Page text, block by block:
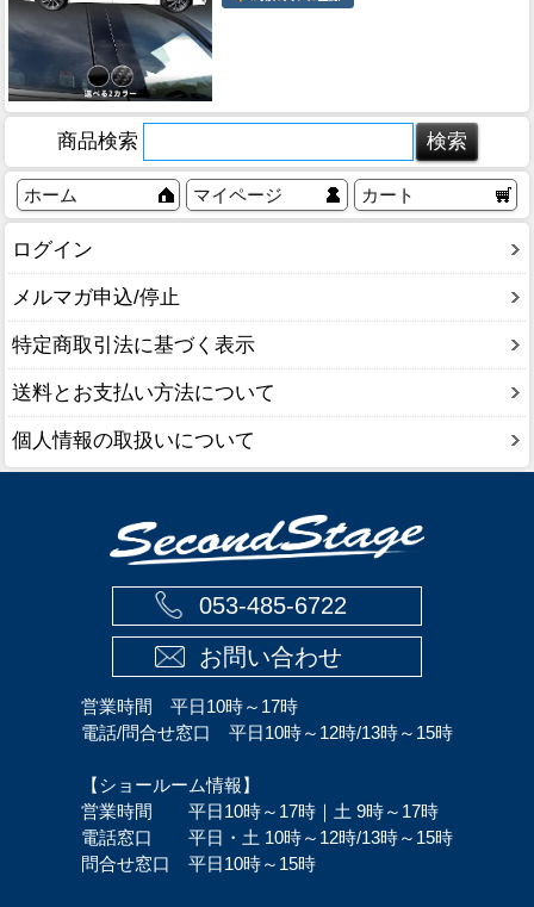
商品検索
ホーム マイページ カート
ログイン
メルマガ申込/停止
特定商取引法に基づく表示
送料とお支払い方法について
個人情報の取扱いについて
053-485-6722
お問い合わせ
営業時間 平日10時～17時
電話/問合せ窓口 平日10時～12時/13時～15時
【ショールーム情報】
営業時間 平日10時～17時｜土 9時～17時
電話窓口 平日・土 10時～12時/13時～15時
問合せ窓口 平日10時～15時